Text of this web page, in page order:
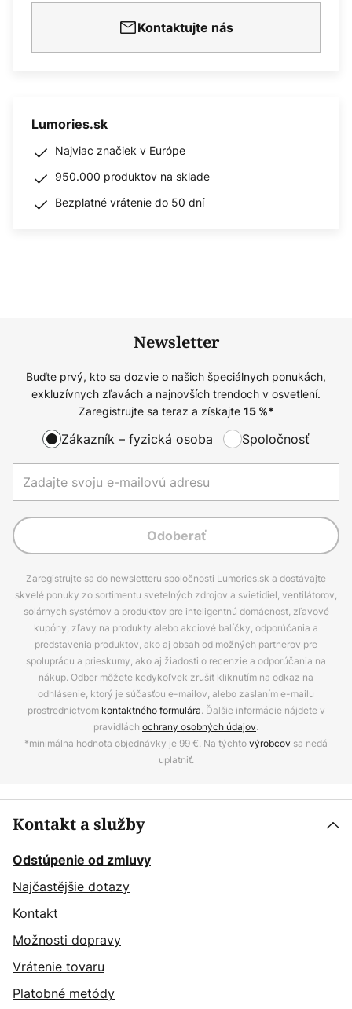
Kontaktujte nás
Lumories.sk
Najviac značiek v Európe
950.000 produktov na sklade
Bezplatné vrátenie do 50 dní
Newsletter
Buďte prvý, kto sa dozvie o našich špeciálnych ponukách,
exkluzívnych zľavách a najnovších trendoch v osvetlení.
Zaregistrujte sa teraz a získajte 15%*
Zákazník – fyzická osoba Spoločnosť
Odoberať
Zaregistrujte sa do newsletteru spoločnosti Lumories.sk a dostávajte
skvelé ponuky zo sortimentu svetelných zdrojov a svietidiel, ventilátorov,
solárnych systémov a produktov pre inteligentnú domácnosť, zľavové
kupóny, zľavy na produkty alebo akciové balíčky, odporúčania a
predstavenia produktov, ako aj obsah od možných partnerov pre
spoluprácu a prieskumy, ako aj žiadosti o recenzie a odporúčania na
nákup. Odber môžete kedykoľvek zrušiť kliknutím na odkaz na
odhlásenie, ktorý je súčasťou e-mailov, alebo zaslaním e-mailu
prostredníctvom kontaktného formulára. Ďalšie informácie nájdete v
pravidlách ochrany osobných údajov.
*minimálna hodnota objednávky je 99 €. Na týchtovýrobcov sa nedá
uplatniť.
Kontakt a služby
Odstúpenie od zmluvy
Najčastějšie dotazy
Kontakt
Možnosti dopravy
Vrátenie tovaru
Platobné metódy